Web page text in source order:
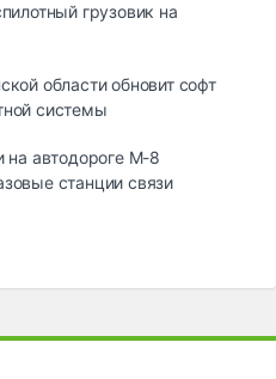
грузовик на
области обновит софт
системы
на автодороге М-8
станции связи